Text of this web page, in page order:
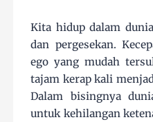
Kita hidup dalam
dan pergesekan.
ego yang mudah
tajam kerap kali
Dalam bisingnya
untuk kehilangan